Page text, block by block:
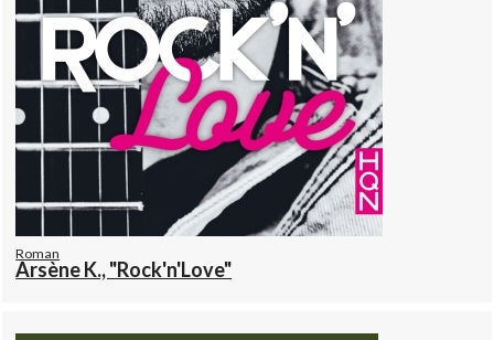
Roman
Arsène K., "Rock'n'Love"